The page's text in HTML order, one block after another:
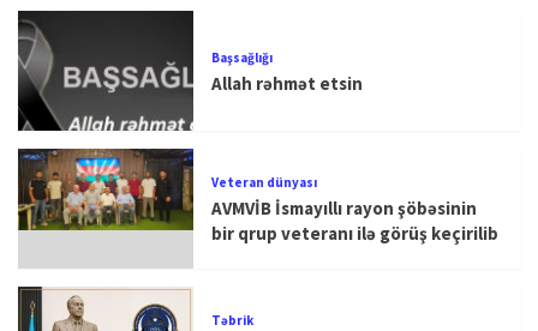
Başsağlığı
Allah rəhmət etsin
Veteran dünyası
AVMVİB İsmayıllı rayon şöbəsinin
bir qrup veteranı ilə görüş keçirilib
Təbrik